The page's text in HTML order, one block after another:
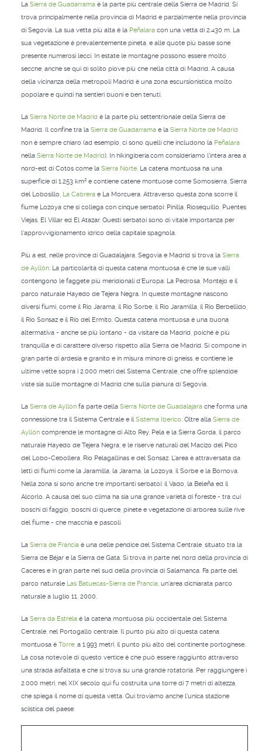
La Sierra de Guadarramaè la parte più centrale della Sierra de Madrid. Si
trova principalmente nella provincia di Madrid e parzialmente nella provincia
di Segovia. La sua vetta più alta è la Peñalaracon una vetta di 2.430 m. La
sua vegetazione è prevalentemente pineta, e alle quote più basse sone
presente numerosi lecci. In estate le montagne possono essere molto
secche, anche se qui di solito piove più che nella città di Madrid. A causa
della vicinanza della metropoli Madrid è una zona escursionistica molto
popolare e quindi ha sentieri buoni e ben tenuti.
La Sierra Norte de Madridè la parte più settentrionale della Sierra de
Madrid. Il confine tra la Sierra de Guadarramae la Sierra Norte de Madrid
non è sempre chiaro (ad esempio, ci sono quelli che includono la Peñalara
nella Sierra Norte de Madrid). In hikingiberia.com consideriamo l'intera area a
nord-est di Cotos come la Sierra Norte. La catena montuosa ha una
superficie di 1.253 km² e contiene catene montuose come Somosierra, Sierra
del Lobosillo, La Cabrerae La Morcuera. Attraverso questa zona scorre il
fiume Lozoya che si collega con cinque serbatoi: Pinilla, Riosequillo, Puentes
Viejas, El Villar ed El Atazar. Questi serbatoi sono di vitale importanza per
l'approvvigionamento idrico della capitale spagnola.
Più a est, nelle province di Guadalajara, Segovia e Madrid si trova la Sierra
de Ayllón. La particolarità di questa catena montuosa è che le sue valli
contengono le faggete più meridionali d'Europa: La Pedrosa, Montejo e il
parco naturale Hayedo de Tejera Negra. In queste montagne nascono
diversi fiumi, come il Río Jarama, il Río Sorbe, il Río Jaramilla, il Río Berbellido,
il Río Sonsaz e il Río del Ermito. Questa catena montuosa è una buona
altermativa - anche se più lontano - da visitare da Madrid, poiché è più
tranquilla e di carattere diverso rispetto alla Sierra de Madrid. Si compone in
gran parte di ardesia e granito e in misura minore di gneiss, e contiene le
ultime vette sopra i 2.000 metri del Sistema Centrale, che offre splendide
viste sia sulle montagne di Madrid che sulla pianura di Segovia.
La Sierra de Ayllónfa parte della Sierra Norte de Guadalajarache forma una
connessione tra il Sistema Centrale e il Sistema Iberico. Oltre alla Sierra de
Ayllóncomprende le montagne di Alto Rey, Pela e la Sierra Gorda, il parco
naturale Hayedo de Tejera Negra, e le riserve naturali del Macizo del Pico
del Lobo-Cebollera, Río Pelagallinas e del Sonsaz. L'area è attraversata da
letti di fiumi come la Jaramilla, la Jarama, la Lozoya, il Sorbe e la Bornova.
Nella zona si sono anche tre importanti serbatoi: il Vado, la Beleña ed il
Alcorlo. A causa del suo clima ha sia una grande varietà di foreste - tra cui
boschi di faggio, boschi di querce, pinete e vegetazione di arborea sulle rive
del fiume - che macchia e pascoli.
La Sierra de Franciaè una delle pendice del Sistema Centrale, situato tra la
Sierra de Béjar e la Sierra de Gata. Si trova in parte nel nord della provincia di
Caceres e in gran parte nel sud della provincia di Salamanca. Fa parte del
parco naturale Las Batuecas-Sierra de Francia, un'area dichiarata parco
naturale a luglio 11, 2000.
La Serra da Estrelaè la catena montuosa più occidentale del Sistema
Centrale, nel Portogallo centrale. Il punto più alto di questa catena
montuosa è Torre, a 1.993 metri, il punto più alto del continente portoghese.
La cosa notevole di questo vertice è che può essere raggiunto attraverso
una strada asfaltata e che si trova su una grande rotatoria. Per raggiungere i
2.000 metri, nel XIX secolo qui fu costruita una torre di 7 metri di altezza,
che spiega il nome di questa vetta. Qui troviamo anche l'unica stazione
sciistica del paese.